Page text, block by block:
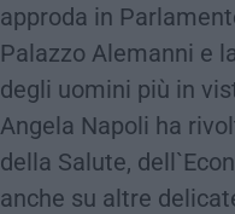
approda in
Palazzo Alemanni e
degli uomini più in
Angela Napoli ha
della Salute,
anche su altre